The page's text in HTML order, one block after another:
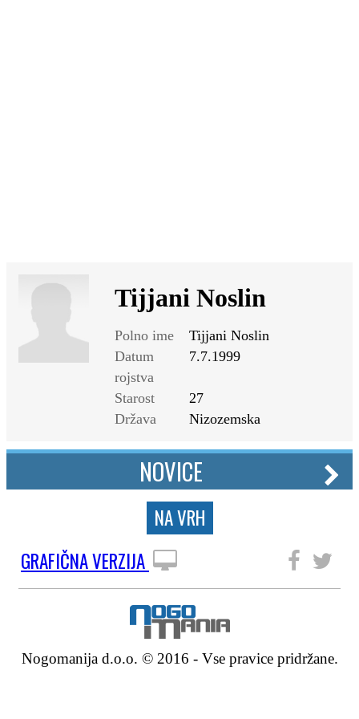
Tijjani Noslin
Polno ime
Tijjani Noslin
Datum
rojstva
7.7.1999
Starost
27
Država
Nizozemska
NOVICE
NA VRH
GRAFIČNA VERZIJA
Nogomanija d.o.o. © 2016 - Vse pravice pridržane.